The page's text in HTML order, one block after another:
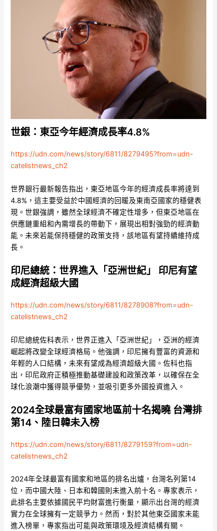
世銀：東亞今年經濟成長率4.8%
https://udn.com/news/story/6811/8279495?from=udn-
catelistnews_ch2
世界銀行最新報告指出，東亞地區今年的經濟成長率將達到
4.8%，這主要受益於中國經濟的回暖及東南亞國家的穩健表
現。世銀強調，雖然全球經濟不確定性增多，但東亞地區在
供應鏈重組和內需增長的帶動下，展現出相對強勁的經濟動
能。未來若能保持穩健的政策支持，該地區有望持續維持成
長。
印尼總統：世界進入「亞洲世紀」 印尼有望
成經濟超級大國
https://udn.com/news/story/6811/8278908?from=udn-
catelistnews_ch2
印尼總統佐科表示，世界正進入「亞洲世紀」，亞洲的經濟
崛起將改變全球經濟格局。他強調，印尼擁有豐富的資源和
年輕的人口結構，未來有望成為經濟超級大國。佐科也指
出，印尼政府正積極推動基礎建設和政策改革，以確保在全
球化浪潮中獲得競爭優勢，並吸引更多外國投資進入。
2024全球最富有國家地區前十名揭曉 台灣排
第14、陸日韓未入榜
https://udn.com/news/story/6811/8279159?from=udn-
catelistnews_ch2
2024年全球最富有國家和地區的排名出爐，台灣名列第14
位，而中國大陸、日本和韓國則未進入前十名。專家表示，
此排名主要依據國民平均財富進行衡量，顯示出台灣的經濟
實力在全球擁有一定競爭力。然而，對於其他東亞國家未能
進入榜單，專家指出可能與政策環境及經濟結構有關。